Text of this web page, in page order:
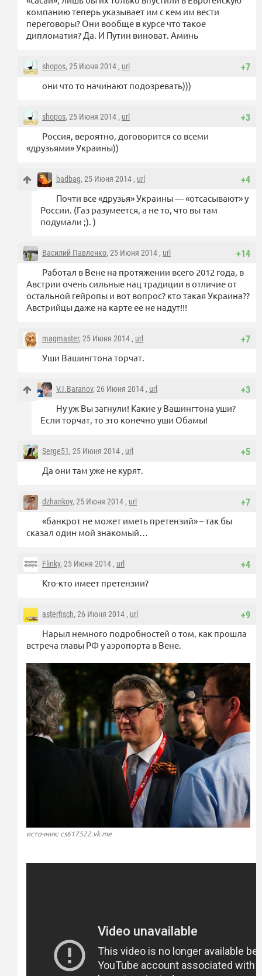
компанию теперь указывает им с кем им вести
переговоры? Они вообще в курсе что такое
дипломатия? Да. И Путин виноват. Аминь
+7
shopos, 25 Июня 2014 , url
они что то начинают подозревать)))
+3
shopos, 25 Июня 2014 , url
Россия, вероятно, договорится со всеми
«друзьями» Украины))
+4
badbag, 25 Июня 2014 , url
Почти все «друзья» Украины — «отсасывают» у
России. (Газ разумеется, а не то, что вы там
подумали ;). )
+14
Василий Павленко, 25 Июня 2014 , url
Работал в Вене на протяжении всего 2012 года, в
Австрии очень сильные нац традиции в отличие от
остальной гейропы и вот вопрос? кто такая Украина??
Австрийцы даже на карте ее не надут!!!
+7
magmaster, 25 Июня 2014 , url
Уши Вашингтона торчат.
+3
V.I.Baranov, 26 Июня 2014 , url
Ну уж Вы загнули! Какие у Вашингтона уши?
Если торчат, то это конечно уши Обамы!
+5
Serge51, 25 Июня 2014 , url
Да они там уже не курят.
+7
dzhankoy, 25 Июня 2014 , url
«банкрот не может иметь претензий» – так бы
сказал один мой знакомый…
+4
Flinky, 25 Июня 2014 , url
Кто-кто имеет претензии?
+9
asterfisch, 26 Июня 2014 , url
Нарыл немного подробностей о том, как прошла
встреча главы РФ у аэропорта в Вене.
источник: cs617522.vk.me